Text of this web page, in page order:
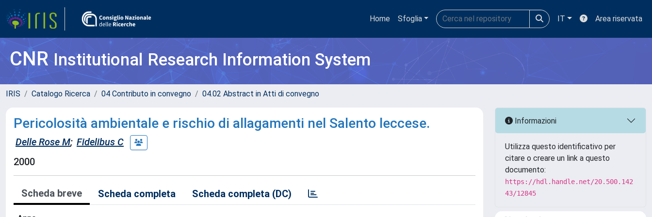
Home Sfoglia IT Area riservata
CNRInstitutional Research Information System
IRIS Catalogo Ricerca 04 Contributo in convegno 04.02 Abstract in Atti di convegno
Pericolosità ambientale e rischio di allagamenti nel Salento leccese.
Delle Rose M; Fidelibus C
2000
Scheda breve Scheda completa Scheda completa (DC)
Informazioni
Utilizza questo identificativo per
citare o creare un link a questo
documento:
https://hdl.handle.net/20.500.142
43/12845